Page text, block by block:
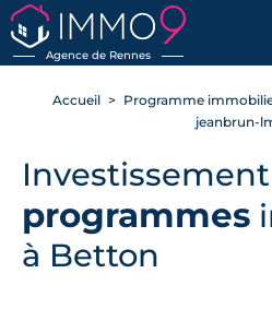
Agence de Rennes
RETOUR
Accueil Programme
jeanbrun-
programmes
à Betton